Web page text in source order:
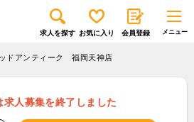
求人を探す お気に入り 会員登録
ドアンティーク 福岡天神店
求人募集を終了しました